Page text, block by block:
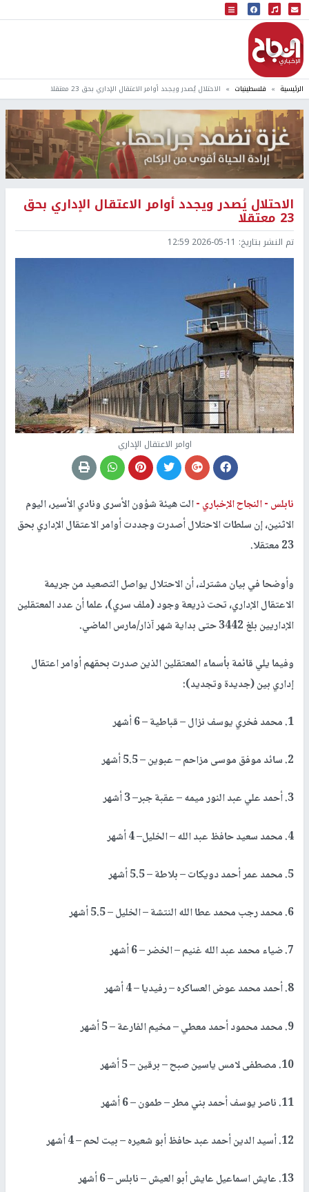
البث المباشر
إذاعة النجاح
الرئيسية فلسطينيات الاحتلال يُصدر ويجدد أوامر الاعتقال الإداري بحق 23 معتقلا
الاحتلال يُصدر ويجدد أوامر الاعتقال الإداري بحق
23 معتقلا
تم النشر بتاريخ: 2026-05-11 12:59
اوامر الاعتقال الإداري
نابلس -النجاح الإخباري -الت هيئة شؤون الأسرى ونادي الأسير، اليوم
الاثنين، إن سلطات الاحتلال أصدرت وجددت أوامر الاعتقال الإداري بحق
23 معتقلا.
وأوضحا في بيان مشترك، أن الاحتلال يواصل التصعيد من جريمة
الاعتقال الإداري، تحت ذريعة وجود (ملف سري)، علما أن عدد المعتقلين
الإداريين بلغ 3442 حتى بداية شهر آذار/مارس الماضي.
وفيما يلي قائمة بأسماء المعتقلين الذين صدرت بحقهم أوامر اعتقال
إداري بين (جديدة وتجديد):
1. محمد فخري يوسف نزال – قباطية – 6 أشهر
2. سائد موفق موسى مزاحم – عبوين – 5.5 أشهر
3. أحمد علي عبد النور ميمه – عقبة جبر– 3 أشهر
4. محمد سعيد حافظ عبد الله – الخليل– 4 أشهر
5. محمد عمر أحمد دويكات – بلاطة – 5.5 أشهر
6. محمد رجب محمد عطا الله النتشة – الخليل – 5.5 أشهر
7. ضياء محمد عبد الله غنيم – الخضر – 6 أشهر
8. أحمد محمد عوض العساكره – رفيديا – 4 أشهر
9. محمد محمود أحمد معطي – مخيم الفارعة – 5 أشهر
10. مصطفى لامس ياسين صبح – برقين – 5 أشهر
11. ناصر يوسف أحمد بني مطر – طمون – 6 أشهر
12. أسيد الدين أحمد عبد حافظ أبو شعيره – بيت لحم – 4 أشهر
13. عايش اسماعيل عايش أبو العيش – نابلس – 6 أشهر